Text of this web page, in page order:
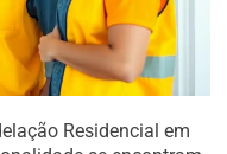
Residencial em